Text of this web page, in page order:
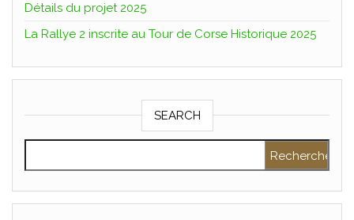
Détails du projet 2025
La Rallye 2 inscrite au Tour de Corse Historique 2025
SEARCH